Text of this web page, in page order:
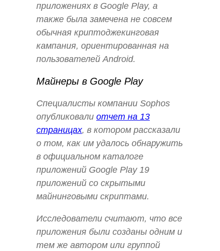
приложениях в Google Play, а
также была замечена не совсем
обычная криптоджекинговая
кампания, ориентированная на
пользователей Android.
Майнеры в Google Play
Специалисты компании Sophos
опубликовали отчет на 13
страницах, в котором рассказали
о том, как им удалось обнаружить
в официальном каталоге
приложений Google Play 19
приложений со скрытыми
майнинговыми скриптами.
Исследователи считают, что все
приложения были созданы одним и
тем же автором или группой